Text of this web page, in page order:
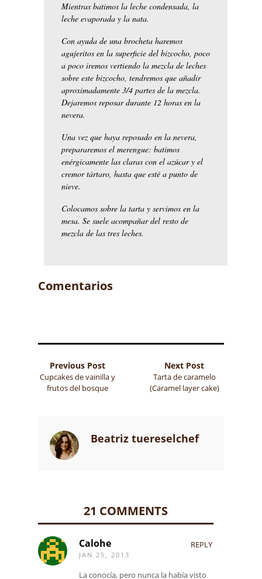
Mientras batimos la leche condensada, la
leche evaporada y la nata.
Con ayuda de una brocheta haremos
agujeritos en la superficie del bizcocho, poco
a poco iremos vertiendo la mezcla de leches
sobre este bizcocho, tendremos que añadir
aproximadamente 3/4 partes de la mezcla.
Dejaremos reposar durante 12 horas en la
nevera.
Una vez que haya reposado en la nevera,
prepararemos el merengue: batimos
enérgicamente las claras con el azúcar y el
cremor tártaro, hasta que esté a punto de
nieve.
Colocamos sobre la tarta y servimos en la
mesa. Se suele acompañar del resto de
mezcla de las tres leches.
Comentarios
Previous Post
Cupcakes de vainilla y
frutos del bosque
Next Post
Tarta de caramelo
(Caramel layer cake)
Beatriz tuereselchef
21 COMMENTS
Calohe
JAN 25, 2013
REPLY
La conocía, pero nunca la había visto